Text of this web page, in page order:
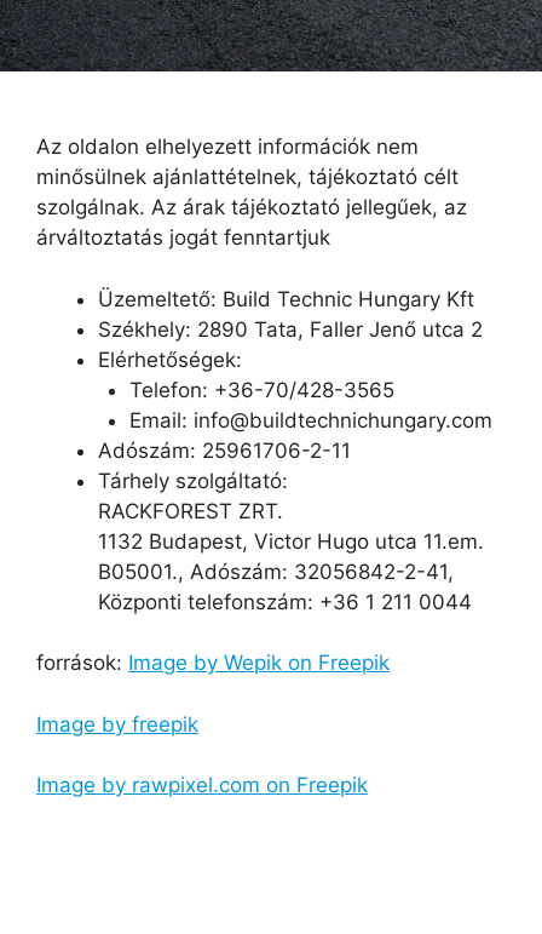
Az oldalon elhelyezett információk nem
minősülnek ajánlattételnek, tájékoztató célt
szolgálnak. Az árak tájékoztató jellegűek, az
árváltoztatás jogát fenntartjuk
Üzemeltető: Build Technic Hungary Kft
Székhely: 2890 Tata, Faller Jenő utca 2
Elérhetőségek:
Telefon: +36-70/428-3565
Email: info@buildtechnichungary.com
Adószám: 25961706-2-11
Tárhely szolgáltató:
RACKFOREST ZRT.
1132 Budapest, Victor Hugo utca 11.em.
B05001., Adószám: 32056842-2-41,
Központi telefonszám: +36 1 211 0044
források: Image by Wepik on Freepik
Image by freepik
Image by rawpixel.com on Freepik